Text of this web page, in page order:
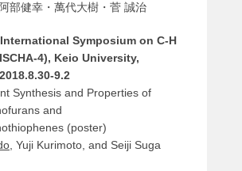
部健幸・萬代大樹・菅 誠治
Symposium on C-H
4), Keio University,
9.2
Synthesis and Properties of
and
(poster)
, Yuji Kurimoto, and Seiji Suga